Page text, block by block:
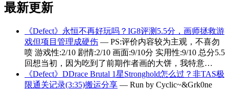
最新更新
《Defect》永恒不再好玩吗？IG8评测5.5分，画师拯救游
戏但项目管理成硬伤 — PS:评价内容较为主观，不喜勿
喷 游戏性:2/10 剧情:2/10 画面:9/10分 实用性:9/10 总分5.5
回想当初，因为吃到了前期作者画的大饼，我特意…
《Defect》DDrace Brutal 1星Stronghold怎么过？非TAS极
限通关记录(3:35)搬运分享 — Run by Cyclic~&Grk0ne